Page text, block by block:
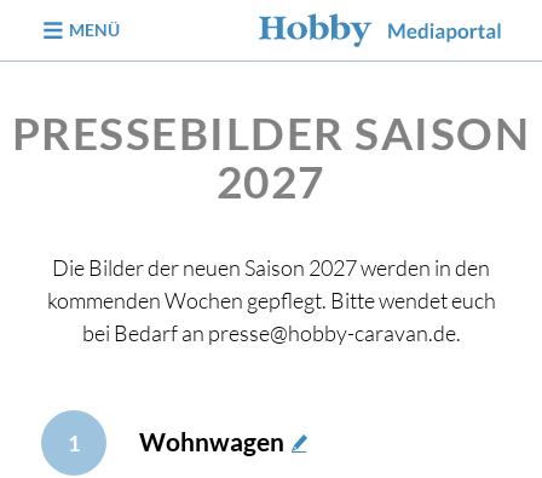
MENÜ
PRESSEBILDER SAISON
2027
Die Bilder der neuen Saison 2027 werden in den
kommenden Wochen gepflegt. Bitte wendet euch
bei Bedarf an presse@hobby-caravan.de.
1 Wohnwagen